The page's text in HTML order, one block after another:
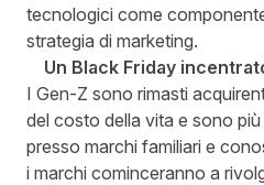
tecnologici come
strategia di marketing.
Un Black Friday
I Gen-Z sono rimasti
del costo della vita e sono
presso marchi familiari e
i marchi cominceranno a